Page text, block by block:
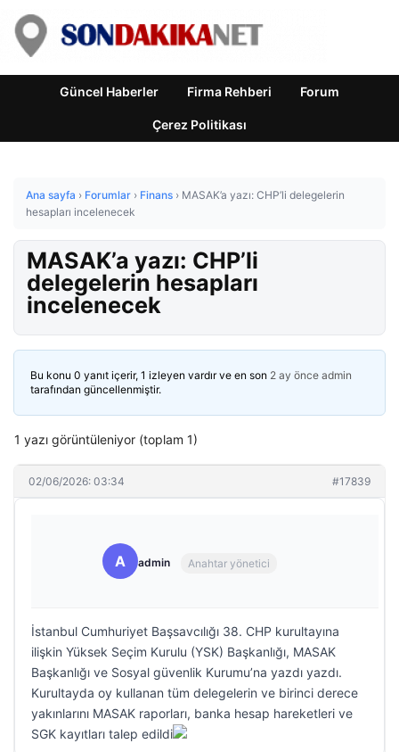
Güncel Haberler Firma Rehberi Forum
Çerez Politikası
Ana sayfa › Forumlar › Finans › MASAK’a yazı: CHP’li delegelerin
hesapları incelenecek
MASAK’a yazı: CHP’li
delegelerin hesapları
incelenecek
Bu konu 0 yanıt içerir, 1 izleyen vardır ve en son 2 ay önce admin
tarafından güncellenmiştir.
1 yazı görüntüleniyor (toplam 1)
02/06/2026: 03:34 #17839
A admin Anahtar yönetici
İstanbul Cumhuriyet Başsavcılığı 38. CHP kurultayına
ilişkin Yüksek Seçim Kurulu (YSK) Başkanlığı, MASAK
Başkanlığı ve Sosyal güvenlik Kurumu’na yazdı yazdı.
Kurultayda oy kullanan tüm delegelerin ve birinci derece
yakınlarını MASAK raporları, banka hesap hareketleri ve
SGK kayıtları talep edildi